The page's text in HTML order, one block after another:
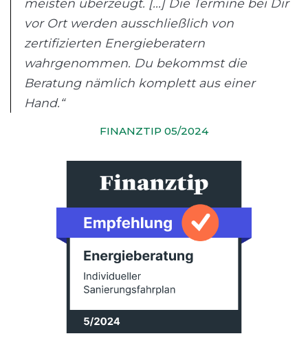
vor Ort werden ausschließlich von
zertifizierten Energieberatern
wahrgenommen. Du bekommst die
Beratung nämlich komplett aus einer
Hand.“
FINANZTIP 05/2024